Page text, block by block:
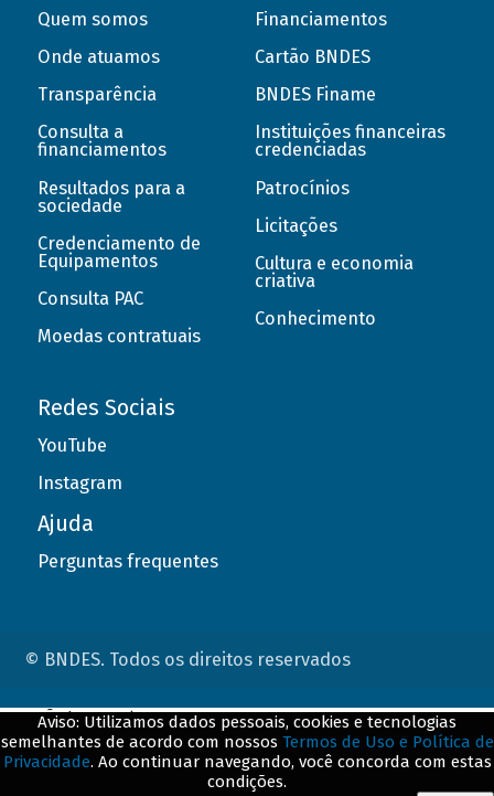
Quem somos
Onde atuamos
Transparência
Consulta a
financiamentos
Resultados para a
sociedade
Credenciamento de
Equipamentos
Consulta PAC
Moedas contratuais
Financiamentos
Cartão BNDES
BNDES Finame
Instituições financeiras
credenciadas
Patrocínios
Licitações
Cultura e economia
criativa
Conhecimento
Redes Sociais
YouTube
Instagram
Ajuda
Perguntas frequentes
© BNDES. Todos os direitos reservados
Aviso: Utilizamos dados pessoais, cookies e tecnologias
semelhantes de acordo com nossos Termos de Uso e Política de
Privacidade. Ao continuar navegando, você concorda com estas
condições.
ConteÃºdo complementar
${title}${badge}